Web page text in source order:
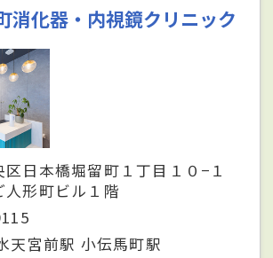
消化器・内視鏡クリニック
区日本橋堀留町１丁目１０−１
形町ビル１階
天宮前駅 小伝馬町駅